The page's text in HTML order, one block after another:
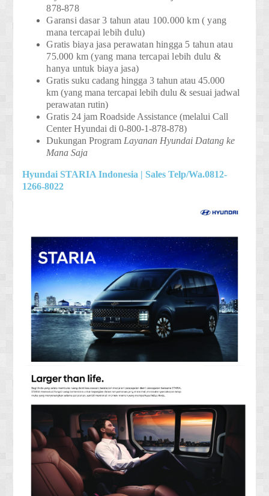
878-878
Garansi dasar 3 tahun atau 100.000 km( yang
mana tercapai lebih dulu)
Gratis biaya jasa perawatan hingga 5 tahun atau
75.000 km (yang mana tercapai lebih dulu &
hanya untuk biaya jasa)
Gratis suku cadang hingga 3 tahun atau 45.000
km (yang mana tercapai lebih dulu & sesuai jadwal
perawatan rutin)
Gratis 24 jam Roadside Assistance (melalui Call
Center Hyundai di 0-800-1-878-878)
Dukungan Program Layanan Hyundai Datang ke
Mana Saja
Hyundai STARIA Indonesia | Sales Telp/Wa.0812-
1266-8022